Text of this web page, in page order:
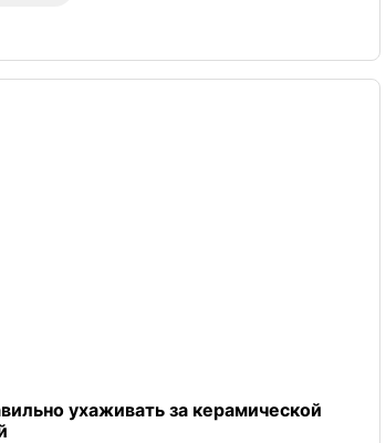
ухаживать за керамической